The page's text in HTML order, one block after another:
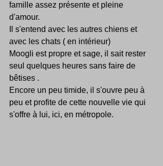
famille assez présente et pleine
d'amour.
Il s'entend avec les autres chiens et
avec les chats ( en intérieur)
Moogli est propre et sage, il sait rester
seul quelques heures sans faire de
bêtises .
Encore un peu timide, il s'ouvre peu à
peu et profite de cette nouvelle vie qui
s'offre à lui, ici, en métropole.